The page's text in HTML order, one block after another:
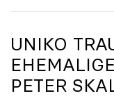
UNIKO
PETER